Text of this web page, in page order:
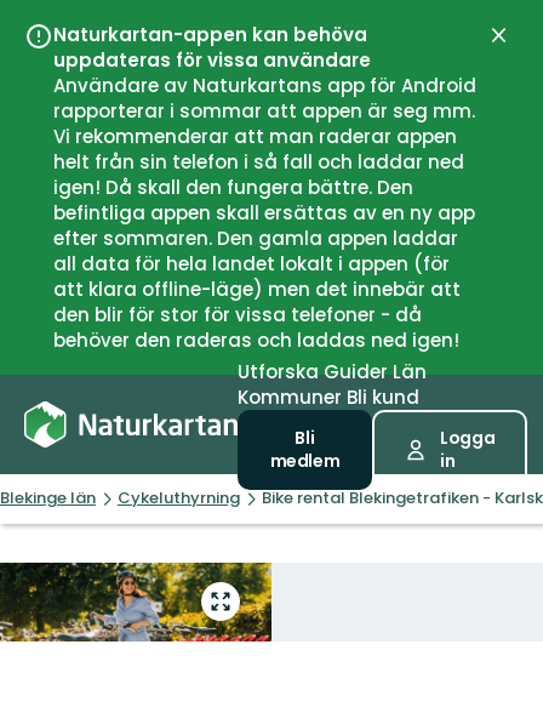
Naturkartan-appen kan behöva
uppdateras för vissa användare
Användare av Naturkartans app för Android
rapporterar i sommar att appen är seg mm.
Vi rekommenderar att man raderar appen
helt från sin telefon i så fall och laddar ned
igen! Då skall den fungera bättre. Den
befintliga appen skall ersättas av en ny app
efter sommaren. Den gamla appen laddar
all data för hela landet lokalt i appen (för
att klara offline-läge) men det innebär att
den blir för stor för vissa telefoner - då
behöver den raderas och laddas ned igen!
UtforskaGuiderLän
Kommuner Bli kund
Bli
medlem
Logga
in
Blekinge län Cykeluthyrning Bike rental Blekingetrafiken -
Gå
till